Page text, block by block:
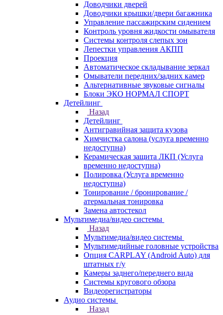
Доводчики дверей
Доводчики крышки/двери багажника
Управление пассажирским сидением
Контроль уровня жидкости омывателя
Системы контроля слепых зон
Лепестки управления АКПП
Проекция
Автоматическое складывание зеркал
Омыватели передних/задних камер
Альтернативные звуковые сигналы
Блоки ЭКО НОРМАЛ СПОРТ
Детейлинг
Назад
Детейлинг
Антигравийная защита кузова
Химчистка салона (услуга временно
недоступна)
Керамическая защита ЛКП (Услуга
временно недоступна)
Полировка (Услуга временно
недоступна)
Тонирование / бронирование /
атермальная тонировка
Замена автостекол
Мультимедиа/видео системы
Назад
Мультимедиа/видео системы
Мультимедийные головные устройства
Опция CARPLAY (Android Auto) для
штатных г/у
Камеры заднего/переднего вида
Системы кругового обзора
Видеорегистраторы
Аудио системы
Назад